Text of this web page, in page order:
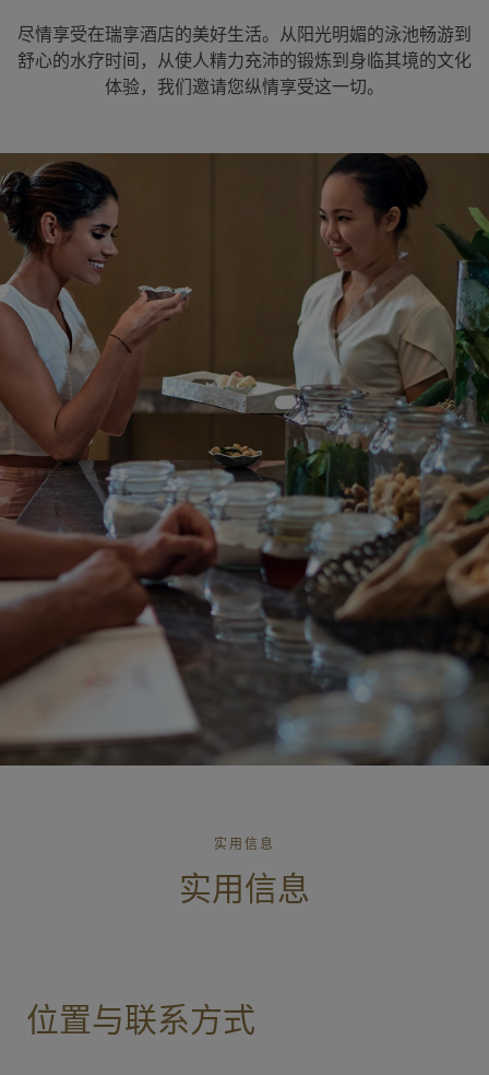
尽情享受在瑞享酒店的美好生活。从阳光明媚的泳池畅游到
舒心的水疗时间，从使人精力充沛的锻炼到身临其境的文化
体验，我们邀请您纵情享受这一切。
实用信息
实用信息
位置与联系方式